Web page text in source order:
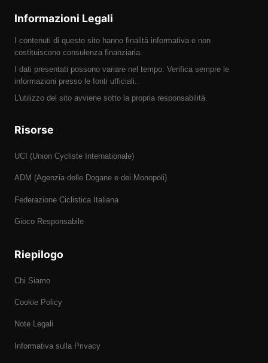
Informazioni Legali
I contenuti di questo sito hanno finalità informativa e non
costituiscono consulenza finanziaria.
I dati presentati possono variare nel tempo. Verifica sempre le
informazioni presso le fonti ufficiali.
L'utilizzo del sito avviene sotto la propria responsabilità.
Risorse
UCI (Union Cycliste Internationale)
ADM (Agenzia delle Dogane e dei Monopoli)
Federazione Ciclistica Italiana
Gioco Responsabile
Riepilogo
Chi Siamo
Cookie Policy
Note Legali
Informativa sulla Privacy